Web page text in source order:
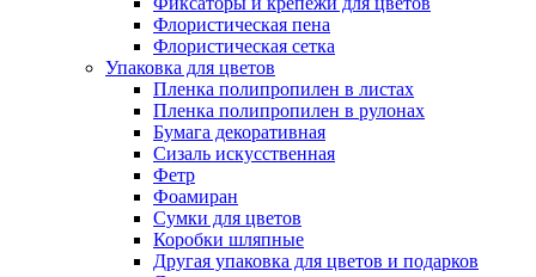
Флористическая пена
Флористическая сетка
Упаковка для цветов
Пленка полипропилен в листах
Пленка полипропилен в рулонах
Бумага декоративная
Сизаль искусственная
Фетр
Фоамиран
Сумки для цветов
Коробки шляпные
Другая упаковка для цветов и подарков